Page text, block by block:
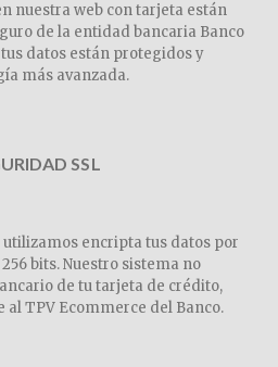
nuestra web con tarjeta están
de la entidad bancaria Banco
datos están protegidos y
más avanzada.
SSL
utilizamos encripta tus datos por
bits. Nuestro sistema no
de tu tarjeta de crédito,
al TPV Ecommerce del Banco.